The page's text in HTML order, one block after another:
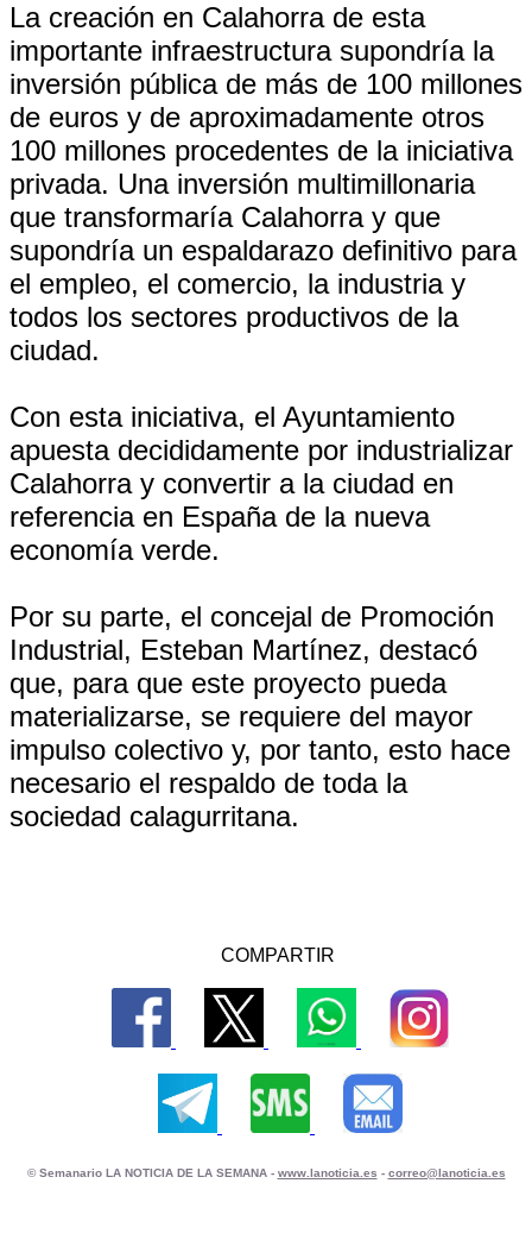
La creación en Calahorra de esta
importante infraestructura supondría la
inversión pública de más de 100 millones
de euros y de aproximadamente otros
100 millones procedentes de la iniciativa
privada. Una inversión multimillonaria
que transformaría Calahorra y que
supondría un espaldarazo definitivo para
el empleo, el comercio, la industria y
todos los sectores productivos de la
ciudad.
Con esta iniciativa, el Ayuntamiento
apuesta decididamente por industrializar
Calahorra y convertir a la ciudad en
referencia en España de la nueva
economía verde.
Por su parte, el concejal de Promoción
Industrial, Esteban Martínez, destacó
que, para que este proyecto pueda
materializarse, se requiere del mayor
impulso colectivo y, por tanto, esto hace
necesario el respaldo de toda la
sociedad calagurritana.
COMPARTIR
© Semanario LA NOTICIA DE LA SEMANA - www.lanoticia.es - correo@lanoticia.es